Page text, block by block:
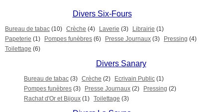
Divers Six-Fours
Bureau de tabac (10) Crèche (4) Laverie (3) Librairie (1)
Papeterie (1) Pompes funèbres (6) Presse Journaux (3) Pressing (4)
Toilettage (6)
Divers Sanary
Bureau de tabac (3) Crèche (2) Ecrivain Public (1)
Pompes funèbres (3) Presse Journaux (2) Pressing (2)
Rachat d'Or et Bijoux (1) Toilettage (3)